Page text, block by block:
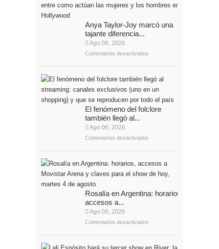
Anya Taylor-Joy marcó una
tajante diferencia...
Ago 06, 2026
Comentarios desactivados
El fenómeno del folclore
también llegó al...
Ago 06, 2026
Comentarios desactivados
Rosalía en Argentina: horarios,
accesos a...
Ago 06, 2026
Comentarios desactivados